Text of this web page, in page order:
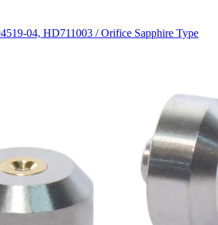
04, HD711003 / Orifice Sapphire Type